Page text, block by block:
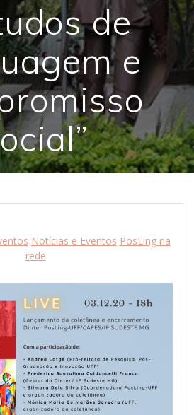
de
e
Notícias e Eventos PosLing na
rede